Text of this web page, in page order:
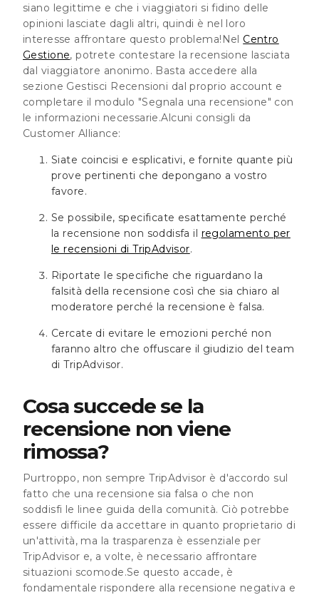
siano legittime e che i viaggiatori si fidino delle
opinioni lasciate dagli altri, quindi è nel loro
interesse affrontare questo problema!Nel Centro
Gestione, potrete contestare la recensione lasciata
dal viaggiatore anonimo. Basta accedere alla
sezione Gestisci Recensioni dal proprio account e
completare il modulo "Segnala una recensione" con
le informazioni necessarie.Alcuni consigli da
Customer Alliance:
Siate coincisi e esplicativi, e fornite quante più
prove pertinenti che depongano a vostro
favore.
Se possibile, specificate esattamente perché
la recensione non soddisfa il regolamento per
le recensioni di TripAdvisor.
Riportate le specifiche che riguardano la
falsità della recensione così che sia chiaro al
moderatore perché la recensione è falsa.
Cercate di evitare le emozioni perché non
faranno altro che offuscare il giudizio del team
di TripAdvisor.
Cosa succede se la
recensione non viene
rimossa?
Purtroppo, non sempre TripAdvisor è d'accordo sul
fatto che una recensione sia falsa o che non
soddisfi le linee guida della comunità. Ciò potrebbe
essere difficile da accettare in quanto proprietario di
un'attività, ma la trasparenza è essenziale per
TripAdvisor e, a volte, è necessario affrontare
situazioni scomode.Se questo accade, è
fondamentale rispondere alla recensione negativa e